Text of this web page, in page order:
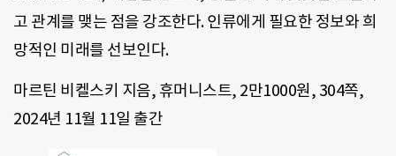
고 관계를 맺는 점을 강조한다. 인류에게 필요한 정보와 희
망적인 미래를 선보인다.
마르틴 비켈스키 지음, 휴머니스트, 2만1000원, 304쪽,
2024년 11월 11일 출간